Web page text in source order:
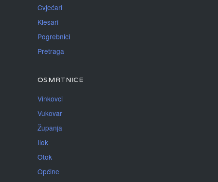
Cvjećari
Klesari
Pogrebnici
Pretraga
OSMRTNICE
Vinkovci
Vukovar
Županja
Ilok
Otok
Općine